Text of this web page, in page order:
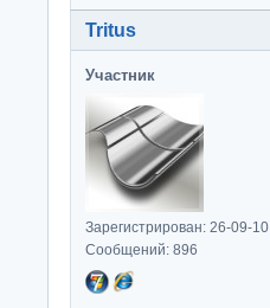
Tritus
Участник
Зарегистрирован: 26-09-10
Сообщений: 896